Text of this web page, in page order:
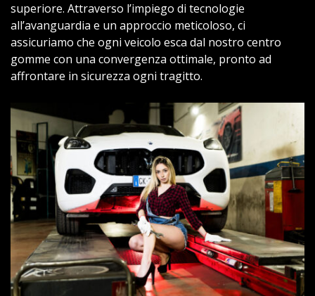
superiore. Attraverso l’impiego di tecnologie
all’avanguardia e un approccio meticoloso, ci
assicuriamo che ogni veicolo esca dal nostro centro
gomme con una convergenza ottimale, pronto ad
affrontare in sicurezza ogni tragitto.